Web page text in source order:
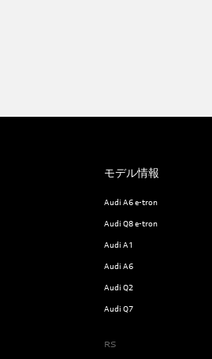
モデル情報
Audi A6 e-tron
Audi Q8 e-tron
Audi A1
Audi A6
Audi Q2
Audi Q7
RS